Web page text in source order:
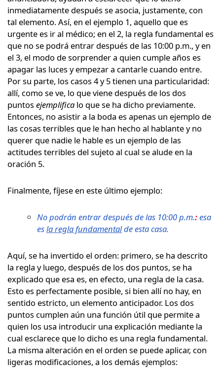
inmediatamente después se asocia, justamente, con
tal elemento. Así, en el ejemplo 1, aquello que es
urgente es ir al médico; en el 2, la regla fundamental es
que no se podrá entrar después de las 10:00 p.m., y en
el 3, el modo de sorprender a quien cumple años es
apagar las luces y empezar a cantarle cuando entre.
Por su parte, los casos 4 y 5 tienen una particularidad:
allí, como se ve, lo que viene después de los dos
puntosejemplifica lo que se ha dicho previamente.
Entonces, no asistir a la boda es apenas un ejemplo de
las cosas terribles que le han hecho al hablante y no
querer que nadie le hable es un ejemplo de las
actitudes terribles del sujeto al cual se alude en la
oración 5.
Finalmente, fíjese en este último ejemplo:
No podrán entrar después de las 10:00 p.m.:esa
esla regla fundamentalde esta casa.
Aquí, se ha invertido el orden: primero, se ha descrito
la regla y luego, después de los dos puntos, se ha
explicado que esa es, en efecto, una regla de la casa.
Esto es perfectamente posible, si bien allí no hay, en
sentido estricto, un elemento anticipador. Los dos
puntos cumplen aún una función útil que permite a
quien los usa introducir una explicación mediante la
cual esclarece que lo dicho es una regla fundamental.
La misma alteración en el orden se puede aplicar, con
ligeras modificaciones, a los demás ejemplos: